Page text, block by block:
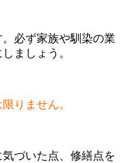
必ず家族や馴染の業
ましょう。
りません。
づいた点、修繕点を